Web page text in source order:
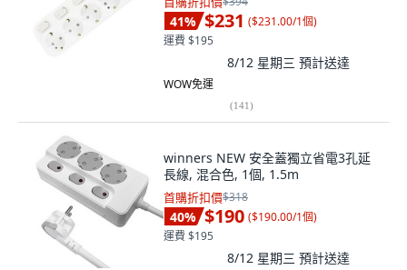
41% $231 ($231.00/1個)
運費 $195
8/12 星期三 預計送達
WOW免運
(141)
winners NEW 安全蓋獨立省電3孔延
長線, 混合色, 1個, 1.5m
首購折扣價$318
40% $190 ($190.00/1個)
運費 $195
8/12 星期三 預計送達